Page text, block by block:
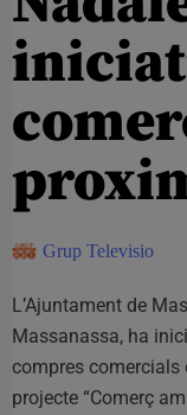
Grup Televisio
L’Ajuntament de
Massanassa, ha
compres
projecte “Comerç